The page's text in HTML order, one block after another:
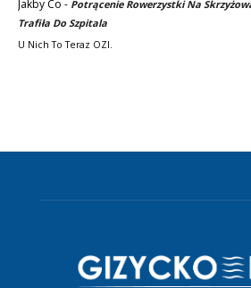
Jakby Co - Potrącenie Rowerzystki Na
Trafiła Do Szpitala
U Nich To Teraz OZI.